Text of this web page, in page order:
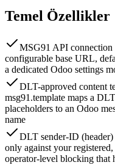
Temel Özellikler
MSG91 API connection
configurable base URL,
a dedicated Odoo settings
DLT-approved content
msg91.template maps a
placeholders to an Odoo
name
DLT sender-ID
only against your
operator-level blocking that